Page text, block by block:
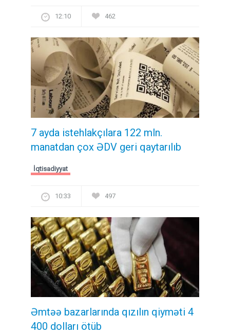
12:10 462
7 ayda istehlakçılara 122 mln.
manatdan çox ƏDV geri qaytarılıb
İqtisadiyyat
10:33 497
Əmtəə bazarlarında qızılın qiyməti 4
400 dolları ötüb